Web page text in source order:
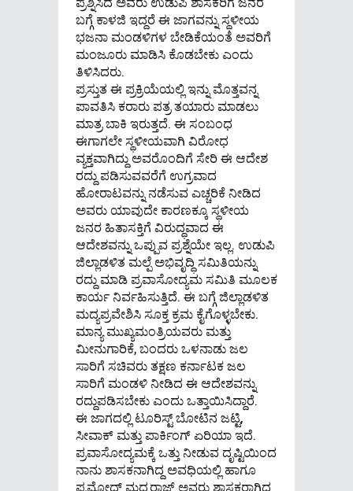
ಬಗ್ಗೆ ಕಾಳಜಿ ಇದ್ದರೆ ಈ ಜಾಗವನ್ನು ಸ್ಥಳೀಯ
ಭಜನಾ ಮಂಡಳಿಗಳ ಬೇಡಿಕೆಯಂತೆ ಅವರಿಗೆ
ಮಂಜೂರು ಮಾಡಿಸಿ ಕೊಡಬೇಕು ಎಂದು
ತಿಳಿಸಿದರು.
ಪ್ರಸ್ತುತ ಈ ಪ್ರಕ್ರಿಯೆಯಲ್ಲಿ ಇನ್ನು ಮೊತ್ತವನ್ನ
ಪಾವತಿಸಿ ಕರಾರು ಪತ್ರ ತಯಾರು ಮಾಡಲು
ಮಾತ್ರ ಬಾಕಿ ಇರುತ್ತದೆ. ಈ ಸಂಬಂಧ
ಈಗಾಗಲೇ ಸ್ಥಳೀಯವಾಗಿ ವಿರೋಧ
ವ್ಯಕ್ತವಾಗಿದ್ದು ಅವರೊಂದಿಗೆ ಸೇರಿ ಈ ಆದೇಶ
ರದ್ದು ಪಡಿಸುವವರೆಗೆ ಉಗ್ರವಾದ
ಹೋರಾಟವನ್ನು ನಡೆಸುವ ಎಚ್ಚರಿಕೆ ನೀಡಿದ
ಅವರು ಯಾವುದೇ ಕಾರಣಕ್ಕೂ ಸ್ಥಳೀಯ
ಜನರ ಹಿತಾಸಕ್ತಿಗೆ ವಿರುದ್ಧವಾದ ಈ
ಆದೇಶವನ್ನು ಒಪ್ಪುವ ಪ್ರಶ್ನೆಯೇ ಇಲ್ಲ. ಉಡುಪಿ
ಜಿಲ್ಲಾಡಳಿತ ಮಲ್ಪೆ ಅಭಿವೃದ್ಧಿ ಸಮಿತಿಯನ್ನು
ರದ್ದು ಮಾಡಿ ಪ್ರವಾಸೋದ್ಯಮ ಸಮಿತಿ ಮೂಲಕ
ಕಾರ್ಯ ನಿರ್ವಹಿಸುತ್ತಿದೆ. ಈ ಬಗ್ಗೆ ಜಿಲ್ಲಾಡಳಿತ
ಮದ್ಯಪ್ರವೇಶಿಸಿ ಸೂಕ್ತ ಕ್ರಮ ಕೈಗೊಳ್ಳಬೇಕು.
ಮಾನ್ಯ ಮುಖ್ಯಮಂತ್ರಿಯವರು ಮತ್ತು
ಮೀನುಗಾರಿಕೆ, ಬಂದರು ಒಳನಾಡು ಜಲ
ಸಾರಿಗೆ ಸಚಿವರು ತಕ್ಷಣ ಕರ್ನಾಟಕ ಜಲ
ಸಾರಿಗೆ ಮಂಡಳಿ ನೀಡಿದ ಈ ಆದೇಶವನ್ನು
ರದ್ದುಪಡಿಸಬೇಕು ಎಂದು ಒತ್ತಾಯಿಸಿದ್ದಾರೆ.
ಈ ಜಾಗದಲ್ಲಿ ಟೂರಿಸ್ಟ್ ಬೋಟಿನ ಜಟ್ಟಿ,
ಸೀವಾಕ್ ಮತ್ತು ಪಾರ್ಕಿಂಗ್ ಏರಿಯಾ ಇದೆ.
ಪ್ರವಾಸೋದ್ಯಮಕ್ಕೆ ಒತ್ತು ನೀಡುವ ದೃಷ್ಟಿಯಿಂದ
ನಾನು ಶಾಸಕನಾಗಿದ್ದ ಅವಧಿಯಲ್ಲಿ ಹಾಗೂ
ಪ್ರಮೋದ್ ಮಧ್ವರಾಜ್ ಅವರು ಶಾಸಕರಾಗಿದ್ದ